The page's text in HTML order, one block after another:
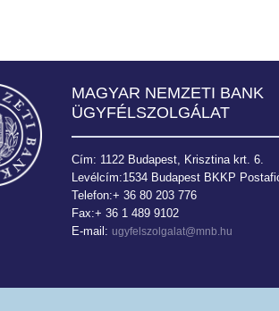
MAGYAR NEMZETI BANK
ÜGYFÉLSZOLGÁLAT
Cím: 1122 Budapest, Krisztina krt. 6.
Levélcím:1534 Budapest BKKP
Telefon:+ 36 80 203 776
Fax:+ 36 1 489 9102
E-mail: ugyfelszolgalat@mnb.hu